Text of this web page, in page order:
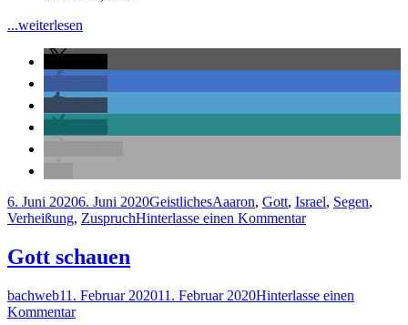
...weiterlesen
Segen
ist
alles
Veröffentlicht
am
6. Juni 20206. Juni 2020Kategorien
GeistlichesSchlagwörter
Aaaron, Gott, Israel, Segen,
Verheißung, ZuspruchHinterlasse einen Kommentarzu
alles
Gott schauen
Autor
bachwebVeröffentlicht
am
11. Februar 202011. Februar 2020Hinterlasse einen
Kommentarzu